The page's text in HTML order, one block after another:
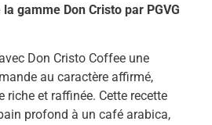
gamme Don Cristo par PGVG
Don Cristo Coffee une
au caractère affirmé,
riche et raffinée. Cette recette
profond à un café arabica,